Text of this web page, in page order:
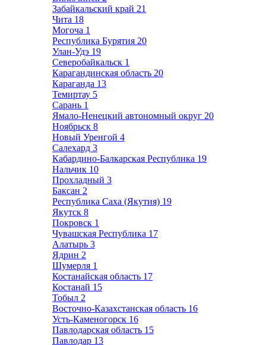
Забайкальский край 21
Чита 18
Могоча 1
Республика Бурятия 20
Улан-Удэ 19
Северобайкальск 1
Карагандинская область 20
Караганда 13
Темиртау 5
Сарань 1
Ямало-Ненецкий автономный округ 20
Ноябрьск 8
Новый Уренгой 4
Салехард 3
Кабардино-Балкарская Республика 19
Нальчик 10
Прохладный 3
Баксан 2
Республика Саха (Якутия) 19
Якутск 8
Покровск 1
Чувашская Республика 17
Алатырь 3
Ядрин 2
Шумерля 1
Костанайская область 17
Костанай 15
Тобыл 2
Восточно-Казахстанская область 16
Усть-Каменогорск 16
Павлодарская область 15
Павлодар 13